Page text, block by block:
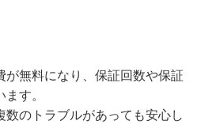
が無料になり、保証回数や保証
す。
数のトラブルがあっても安心し